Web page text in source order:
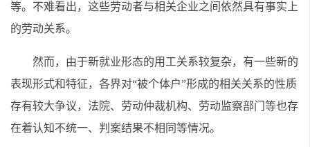
等。不难看出，这些劳动者与相关企业之间依然具有事实上
的劳动关系。
然而，由于新就业形态的用工关系较复杂，有一些新的
表现形式和特征，各界对“被个体户”形成的相关关系的性质
存有较大争议，法院、劳动仲裁机构、劳动监察部门等也存
在着认知不统一、判案结果不相同等情况。